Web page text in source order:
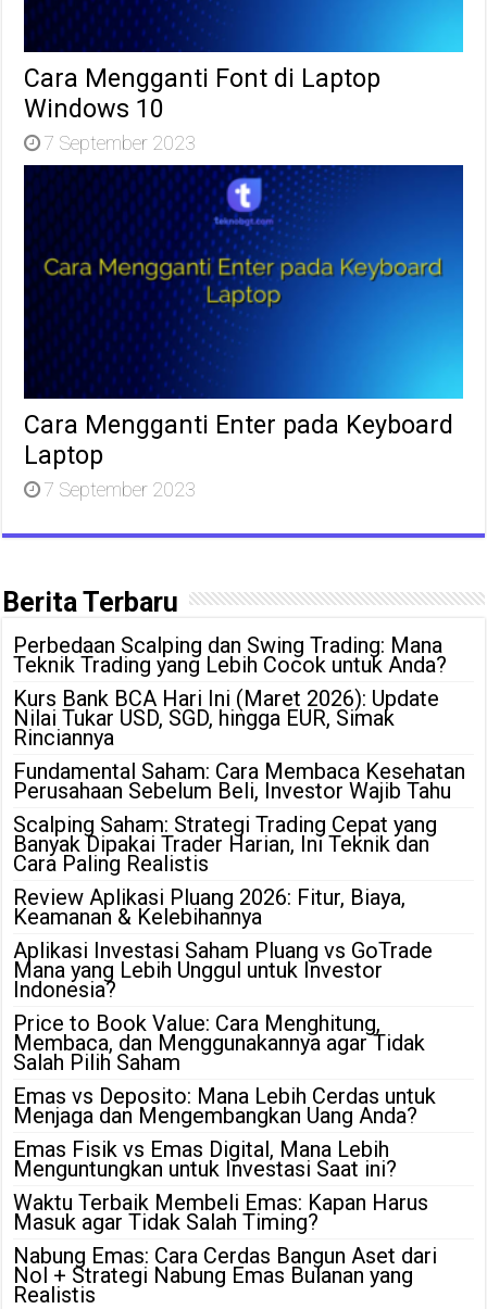
Cara Mengganti Font di Laptop
Windows 10
7 September 2023
Cara Mengganti Enter pada Keyboard
Laptop
7 September 2023
Berita Terbaru
Perbedaan Scalping dan Swing Trading: Mana
Teknik Trading yang Lebih Cocok untuk Anda?
Kurs Bank BCA Hari Ini (Maret 2026): Update
Nilai Tukar USD, SGD, hingga EUR, Simak
Rinciannya
Fundamental Saham: Cara Membaca Kesehatan
Perusahaan Sebelum Beli, Investor Wajib Tahu
Scalping Saham: Strategi Trading Cepat yang
Banyak Dipakai Trader Harian, Ini Teknik dan
Cara Paling Realistis
Review Aplikasi Pluang 2026: Fitur, Biaya,
Keamanan & Kelebihannya
Aplikasi Investasi Saham Pluang vs GoTrade
Mana yang Lebih Unggul untuk Investor
Indonesia?
Price to Book Value: Cara Menghitung,
Membaca, dan Menggunakannya agar Tidak
Salah Pilih Saham
Emas vs Deposito: Mana Lebih Cerdas untuk
Menjaga dan Mengembangkan Uang Anda?
Emas Fisik vs Emas Digital, Mana Lebih
Menguntungkan untuk Investasi Saat ini?
Waktu Terbaik Membeli Emas: Kapan Harus
Masuk agar Tidak Salah Timing?
Nabung Emas: Cara Cerdas Bangun Aset dari
Nol + Strategi Nabung Emas Bulanan yang
Realistis